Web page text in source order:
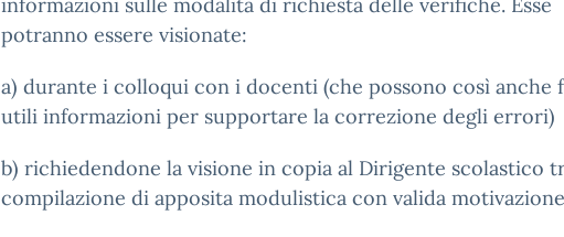
potranno essere visionate:
a) durante i colloqui con i docenti (che possono così anche
utili informazioni per supportare la correzione degli errori)
b) richiedendone la visione in copia al Dirigente scolastico
compilazione di apposita modulistica con valida